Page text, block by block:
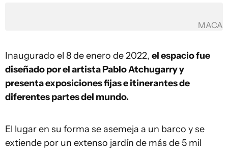
MACA
Inaugurado el 8 de enero de 2022, el espacio fue
diseñado por el artista Pablo Atchugarry y
presenta exposiciones fijas e itinerantes de
diferentes partes del mundo.
El lugar en su forma se asemeja a un barco y se
extiende por un extenso jardín de más de 5 mil